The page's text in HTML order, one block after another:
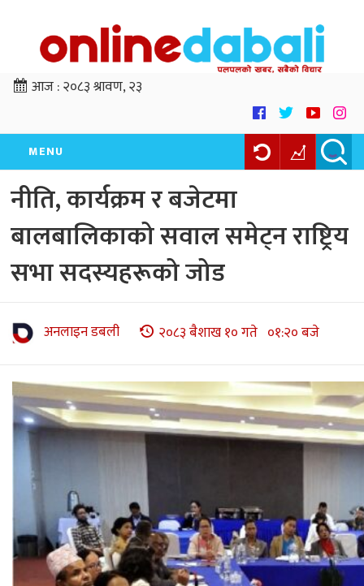
आज :२०८३ श्रावण, २३
MENU
नीति, कार्यक्रम र बजेटमा
बालबालिकाको सवाल समेट्न राष्ट्रिय
सभा सदस्यहरूको जोड
अनलाइन डबली २०८३ बैशाख १० गते ०१:२० बजे